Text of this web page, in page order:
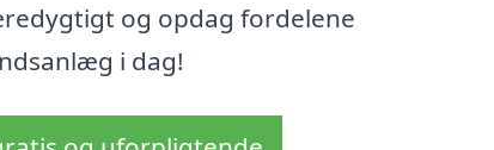
og opdag fordelene
i dag!